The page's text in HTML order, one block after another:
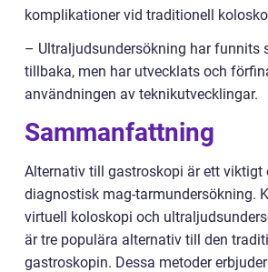
komplikationer vid traditionell
– Ultraljudsundersökning har funnits
tillbaka, men har utvecklats och
användningen av teknikutvecklingar.
Sammanfattning
Alternativ till gastroskopi är ett viktigt
diagnostisk mag-tarmundersökning.
virtuell koloskopi och
är tre populära alternativ till den
gastroskopin. Dessa metoder